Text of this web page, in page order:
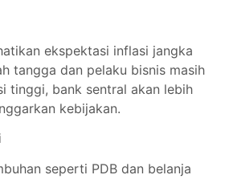
ekspektasi inflasi jangka
tangga dan pelaku bisnis masih
tinggi, bank sentral akan lebih
kebijakan.
seperti PDB dan belanja